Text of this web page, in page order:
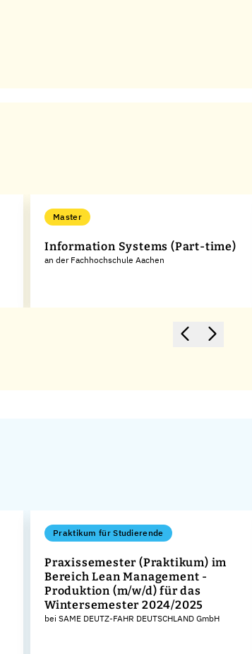
Master
Information Systems (Part-time)
an der Fachhochschule Aachen
Praktikum für Studierende
Praxissemester (Praktikum) im
Bereich Lean Management -
Produktion (m/w/d) für das
Wintersemester 2024/2025
bei SAME DEUTZ-FAHR DEUTSCHLAND GmbH